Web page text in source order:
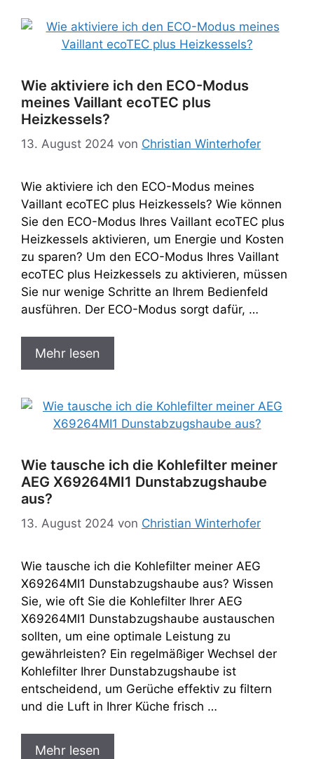
Wie aktiviere ich den ECO-Modus
meines Vaillant ecoTEC plus
Heizkessels?
13. August 2024 von Christian Winterhofer
Wie aktiviere ich den ECO-Modus meines
Vaillant ecoTEC plus Heizkessels? Wie können
Sie den ECO-Modus Ihres Vaillant ecoTEC plus
Heizkessels aktivieren, um Energie und Kosten
zu sparen? Um den ECO-Modus Ihres Vaillant
ecoTEC plus Heizkessels zu aktivieren, müssen
Sie nur wenige Schritte an Ihrem Bedienfeld
ausführen. Der ECO-Modus sorgt dafür, …
Mehr lesen
Wie tausche ich die Kohlefilter meiner
AEG X69264MI1 Dunstabzugshaube
aus?
13. August 2024 von Christian Winterhofer
Wie tausche ich die Kohlefilter meiner AEG
X69264MI1 Dunstabzugshaube aus? Wissen
Sie, wie oft Sie die Kohlefilter Ihrer AEG
X69264MI1 Dunstabzugshaube austauschen
sollten, um eine optimale Leistung zu
gewährleisten? Ein regelmäßiger Wechsel der
Kohlefilter Ihrer Dunstabzugshaube ist
entscheidend, um Gerüche effektiv zu filtern
und die Luft in Ihrer Küche frisch …
Mehr lesen